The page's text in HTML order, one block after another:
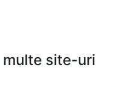
multe site-uri